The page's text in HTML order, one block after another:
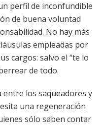
perfil de inconfundible
de buena voluntad
No hay más
empleadas por
cargos: salvo el “te lo
de todo.
entre los saqueadores y
una regeneración
sólo saben contar